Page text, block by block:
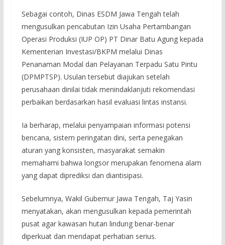
Sebagai contoh, Dinas ESDM Jawa Tengah telah
mengusulkan pencabutan Izin Usaha Pertambangan
Operasi Produksi (IUP OP) PT Dinar Batu Agung kepada
Kementerian Investasi/BKPM melalui Dinas
Penanaman Modal dan Pelayanan Terpadu Satu Pintu
(DPMPTSP). Usulan tersebut diajukan setelah
perusahaan dinilai tidak menindaklanjuti rekomendasi
perbaikan berdasarkan hasil evaluasi lintas instansi.
Ia berharap, melalui penyampaian informasi potensi
bencana, sistem peringatan dini, serta penegakan
aturan yang konsisten, masyarakat semakin
memahami bahwa longsor merupakan fenomena alam
yang dapat diprediksi dan diantisipasi.
Sebelumnya, Wakil Gubernur Jawa Tengah, Taj Yasin
menyatakan, akan mengusulkan kepada pemerintah
pusat agar kawasan hutan lindung benar-benar
diperkuat dan mendapat perhatian serius.